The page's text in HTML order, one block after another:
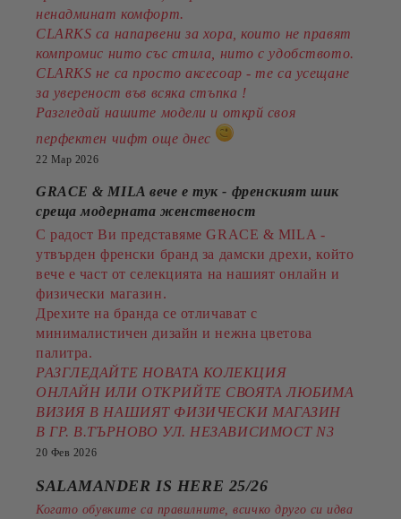
ненадминат комфорт.
CLARKS са напарвени за хора, които не правят
компромис нито със стила, нито с удобството.
CLARKS не са просто аксесоар - те са усещане
за увереност във всяка стъпка !
Разгледай нашите модели и открй своя
перфектен чифт още днес
22 Мар 2026
GRACE & MILA вече е тук - френският шик
среща модерната женственост
С радост Ви представяме GRACE & MILA -
утвърден френски бранд за дамски дрехи, който
вече е част от селекцията на нашият онлайн и
физически магазин.
Дрехите на бранда се отличават с
минималистичен дизайн и нежна цветова
палитра.
РАЗГЛЕДАЙТЕ НОВАТА КОЛЕКЦИЯ
ОНЛАЙН ИЛИ ОТКРИЙТЕ СВОЯТА ЛЮБИМА
ВИЗИЯ В НАШИЯТ ФИЗИЧЕСКИ МАГАЗИН
В ГР. В.ТЪРНОВО УЛ. НЕЗАВИСИМОСТ N3
20 Фев 2026
SALAMANDER IS HERE 25/26
Когато обувките са правилните, всичко друго си идва